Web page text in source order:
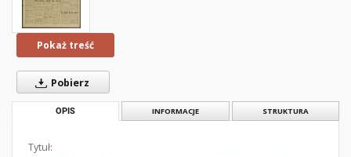
Pokaż treść
Pobierz
OPIS INFORMACJE STRUKTURA
Tytuł: